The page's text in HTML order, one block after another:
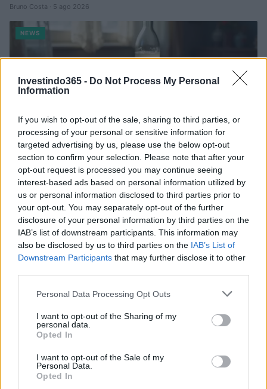
Investindo365 - Do Not Process My Personal
Information
If you wish to opt-out of the sale, sharing to third parties, or
processing of your personal or sensitive information for
targeted advertising by us, please use the below opt-out
section to confirm your selection. Please note that after your
opt-out request is processed you may continue seeing
interest-based ads based on personal information utilized by
us or personal information disclosed to third parties prior to
your opt-out. You may separately opt-out of the further
disclosure of your personal information by third parties on the
IAB’s list of downstream participants. This information may
also be disclosed by us to third parties on the IAB’s List of
Downstream Participants that may further disclose it to other
Please note that this website/app uses one or more Google
not limited to your visit or usage behaviour. You may click to
grant or deny consent to Google and its third-party tags to
use your data for below specified purposes in below Google
consent section.
Personal Data Processing Opt Outs
I want to opt-out of the Sharing of my
personal data.
Opted In
I want to opt-out of the Sale of my
Personal Data.
Opted In
Bruno Costa · 5 ago 2026
NEWS
O impacto de Homem-Aranha: Um Novo Dia nas bilheterias e
na cultura pop
Rafael Oliveira · 2 ago 2026